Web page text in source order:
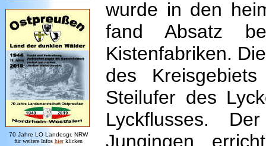
70 Jahre LO Landesgr. NRW
für weitere Infos hier klicken
wurde in den
fand Absatz
Kistenfabriken.
des
Steilufer des
Lyckflusses.
Jungingen,